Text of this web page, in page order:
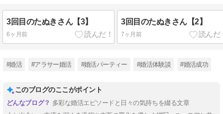
3回目のたぬきさん【3】
6ヶ月前
3回目のたぬきさん【2】
7ヶ月前
#婚活 #アラサー婚活 #婚活パーティー #婚活体験談 #婚活成功
このブログのここがポイント
多彩な婚活エピソードと日々の気持ちを綴る文章